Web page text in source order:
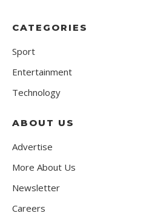
CATEGORIES
Sport
Entertainment
Technology
ABOUT US
Advertise
More About Us
Newsletter
Careers